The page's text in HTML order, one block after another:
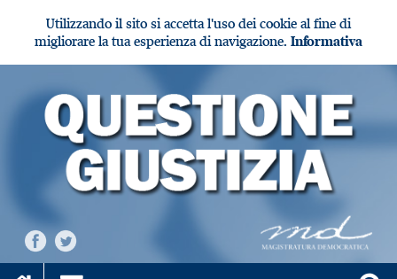
Utilizzando il sito si accetta l'uso dei cookie al fine di
migliorare la tua esperienza di navigazione. Informativa